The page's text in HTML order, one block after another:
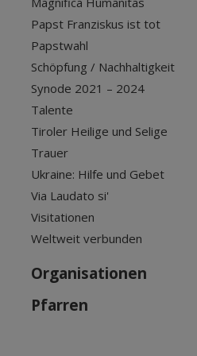
Papst Franziskus ist tot
Papstwahl
Schöpfung / Nachhaltigkeit
Synode 2021 – 2024
Talente
Tiroler Heilige und Selige
Trauer
Ukraine: Hilfe und Gebet
Via Laudato si'
Visitationen
Weltweit verbunden
Organisationen
Pfarren